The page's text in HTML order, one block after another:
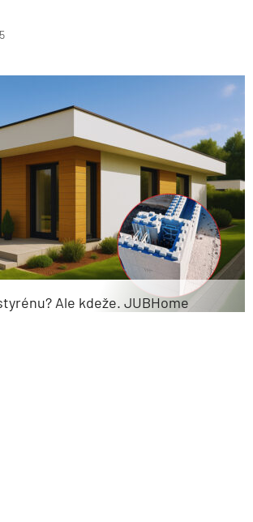
Ale kdeže. JUBHome